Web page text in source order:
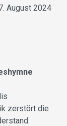
August 2024
zerstört die